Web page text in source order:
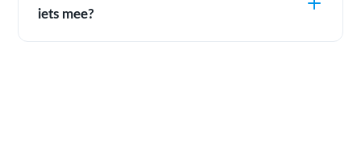
iets mee?